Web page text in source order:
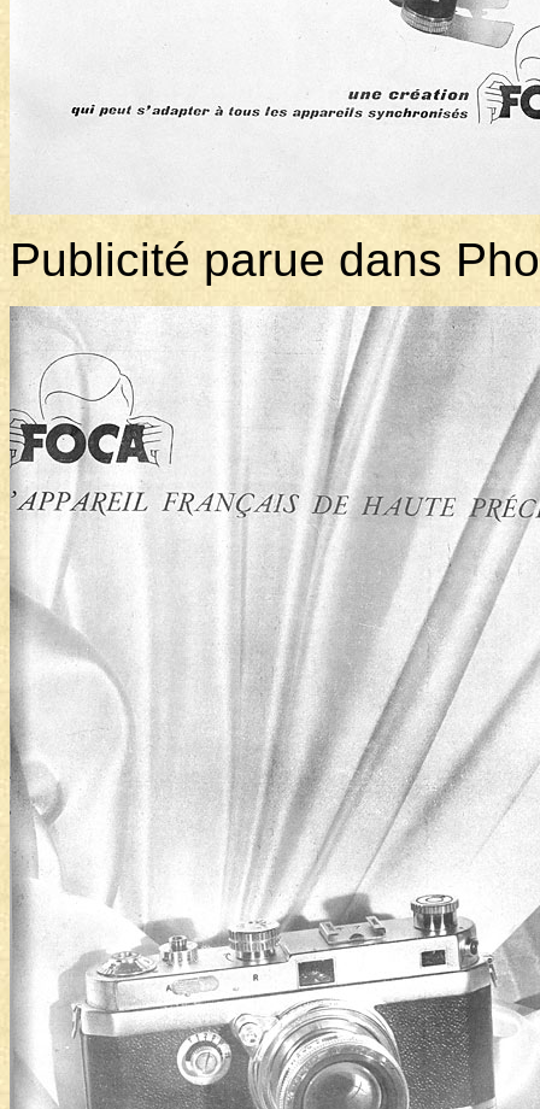
Publicité parue dans